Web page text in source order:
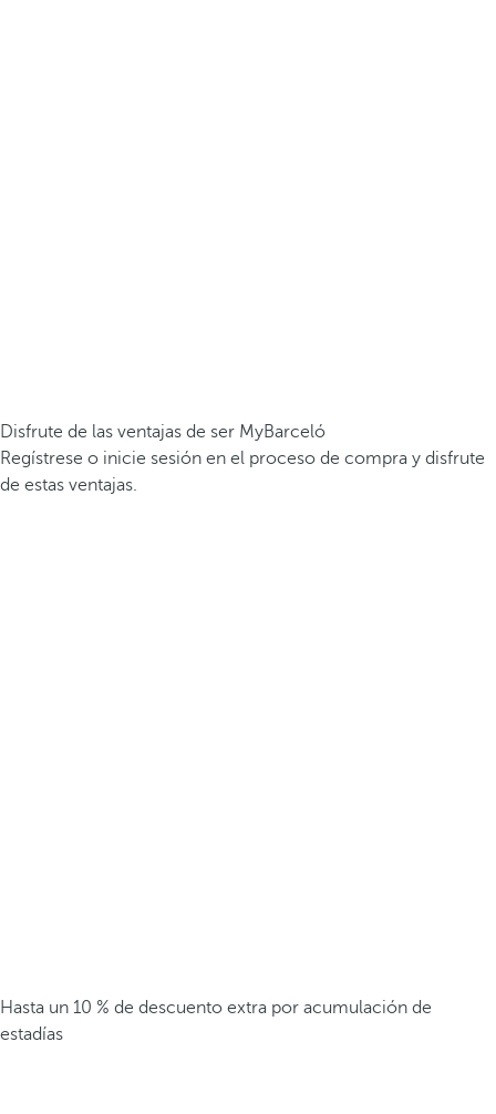
Disfrute de las ventajas de ser MyBarceló
Regístrese o inicie sesión en el proceso de compra y disfrute
de estas ventajas.
Hasta un 10 % de descuento extra por acumulación de
estadías